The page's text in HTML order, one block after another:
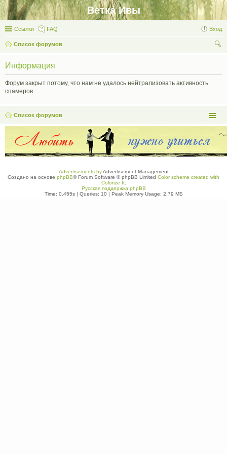
Ветка Ивы
Ссылки FAQ Вход
Список форумов
Информация
Форум закрыт потому, что нам не удалось нейтрализовать активность
спамеров.
Список форумов
Advertisements byAdvertisement Management
Создано на основе phpBB® Forum Software © phpBB Limited Color scheme created with
Colorize It.
Русская поддержка phpBB
Time: 0.455s| Queries: 10| Peak Memory Usage: 2.79 МБ